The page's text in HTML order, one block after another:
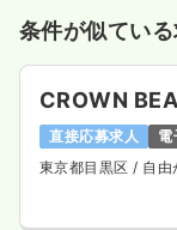
気に
条件が似ている
CROWN
直接応募求人
電
東京都目黒区/ 自由